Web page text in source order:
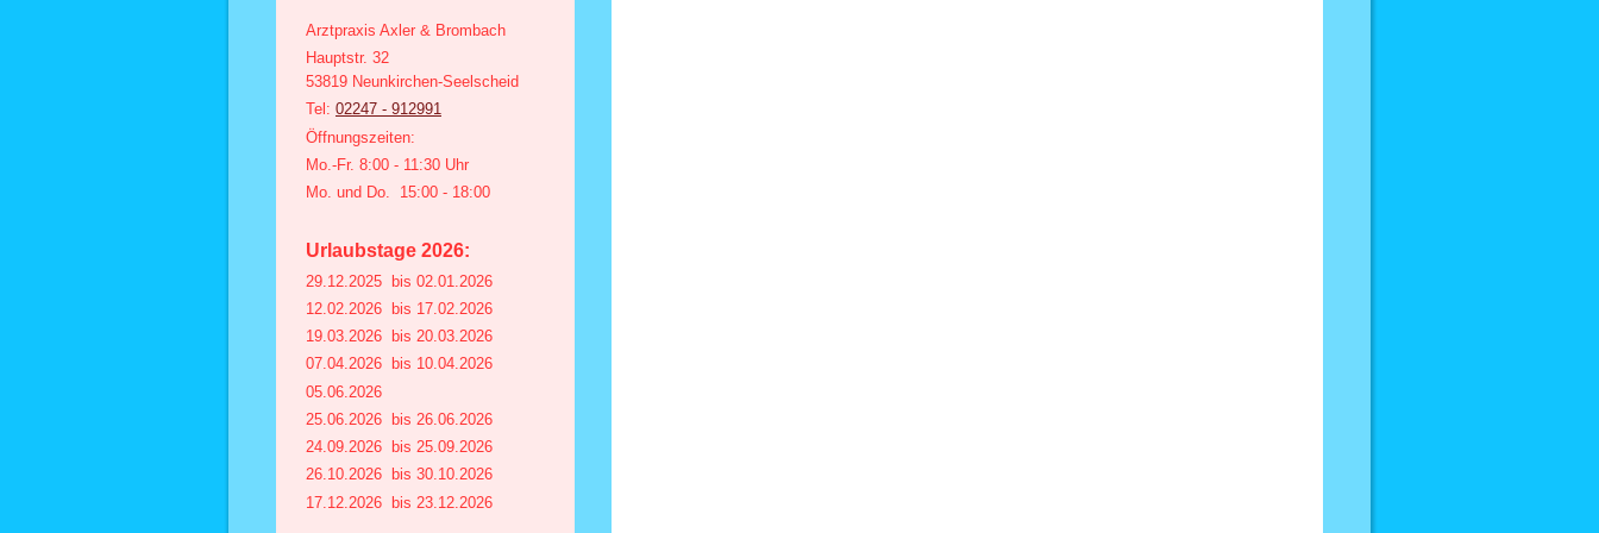
Arztpraxis Axler & Brombach
Hauptstr. 32
53819 Neunkirchen-Seelscheid
Tel: 02247 - 912991
Öffnungszeiten:
Mo.-Fr. 8:00 - 11:30 Uhr
Mo. und Do. 15:00 - 18:00
Urlaubstage 2026:
29.12.2025 bis 02.01.2026
12.02.2026 bis 17.02.2026
19.03.2026 bis 20.03.2026
07.04.2026 bis 10.04.2026
05.06.2026
25.06.2026 bis 26.06.2026
24.09.2026 bis 25.09.2026
26.10.2026 bis 30.10.2026
17.12.2026 bis 23.12.2026